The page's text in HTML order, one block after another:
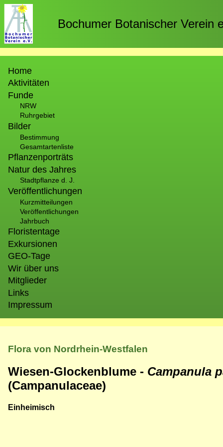
Direkt
zum
Inhalt
Bochumer Botanischer Verein
Home
Aktivitäten
Funde
NRW
Ruhrgebiet
Bilder
Bestimmung
Gesamtartenliste
Pflanzenporträts
Natur des Jahres
Stadtpflanze d. J.
Veröffentlichungen
Kurzmitteilungen
Veröffentlichungen
Jahrbuch
Floristentage
Exkursionen
GEO-Tage
Wir über uns
Mitglieder
Links
Impressum
Flora von Nordrhein-Westfalen
Wiesen-Glockenblume - Campanula
(Campanulaceae)
Einheimisch